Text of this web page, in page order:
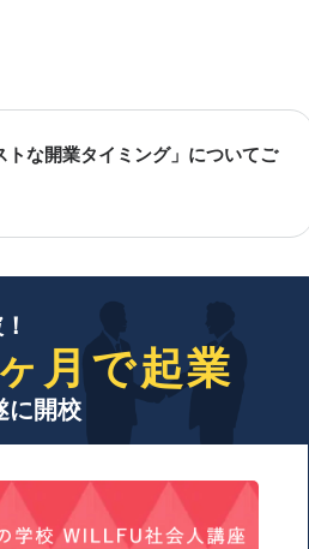
な開業タイミング」についてご
月で起業
に開校